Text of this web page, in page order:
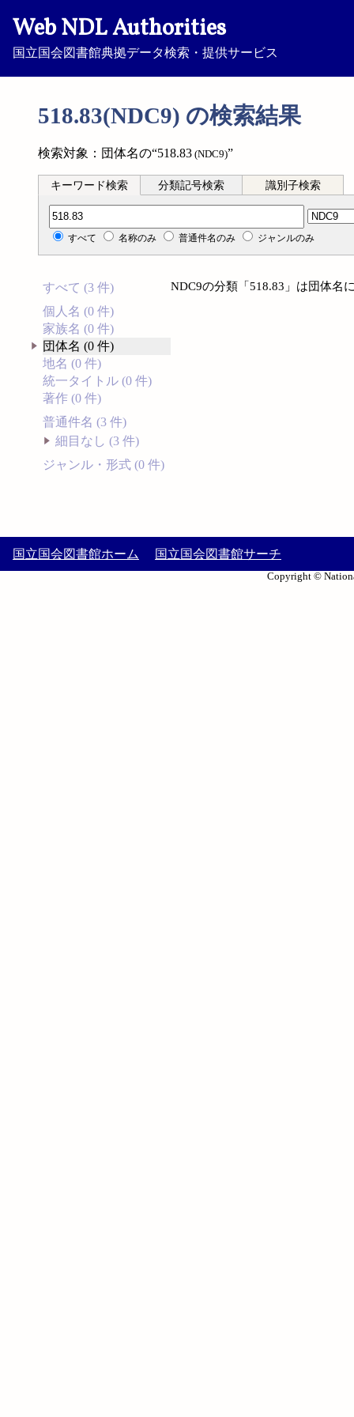
Web NDL Authorities
国立国会図書館典拠データ検索・提供サービス
518.83(NDC9) の検索結果
検索対象：団体名の“518.83 (NDC9)”
キーワード検索 分類記号検索 識別子検索
分類記号検索
すべて 名称のみ 普通件名のみ ジャンルのみ
すべて (3 件)
個人名 (0 件)
家族名 (0 件)
団体名 (0 件)
地名 (0 件)
統一タイトル (0 件)
著作 (0 件)
普通件名 (3 件)
細目なし (3 件)
ジャンル・形式 (0 件)
NDC9の分類「518.83」は団体名
国立国会図書館ホーム 国立国会図書館サーチ
Copyright ©